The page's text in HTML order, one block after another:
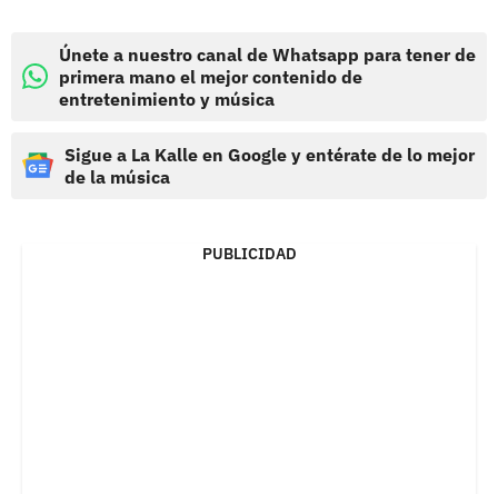
Únete a nuestro canal de Whatsapp para tener de
primera mano el mejor contenido de
entretenimiento y música
Sigue a La Kalle en Google y entérate de lo mejor
de la música
PUBLICIDAD